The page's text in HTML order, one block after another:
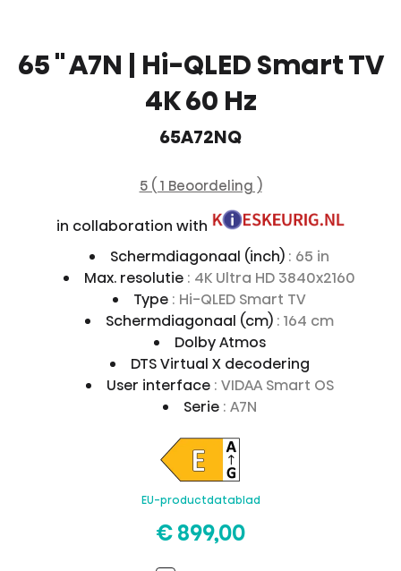
65 '' A7N | Hi-QLED Smart TV
4K 60 Hz
65A72NQ
5 ( 1 Beoordeling )
in collaboration with
Schermdiagonaal (inch) : 65 in
Max. resolutie : 4K Ultra HD 3840x2160
Type : Hi-QLED Smart TV
Schermdiagonaal (cm) : 164 cm
Dolby Atmos
DTS Virtual X decodering
User interface : VIDAA Smart OS
Serie : A7N
EU-productdatablad
€ 899,00